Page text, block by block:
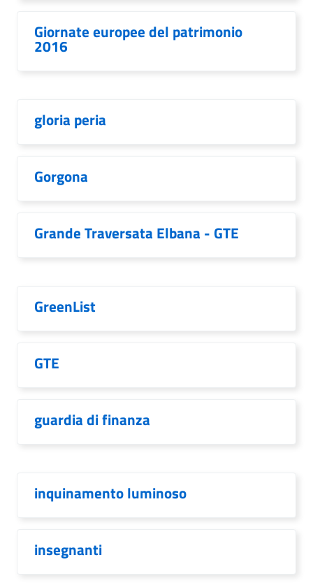
Giornate europee del patrimonio
2016
gloria peria
Gorgona
Grande Traversata Elbana - GTE
GreenList
GTE
guardia di finanza
inquinamento luminoso
insegnanti